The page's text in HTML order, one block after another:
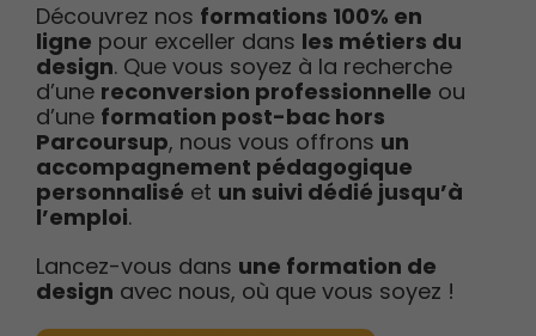
Découvrez nos formations 100% en
ligne pour exceller dans les métiers du
design. Que vous soyez à la recherche
d’une reconversion professionnelle ou
d’une formation post-bac hors
Parcoursup, nous vous offrons un
accompagnement pédagogique
personnalisé et un suivi dédié jusqu’à
l’emploi.
Lancez-vous dans une formation de
design avec nous, où que vous soyez !